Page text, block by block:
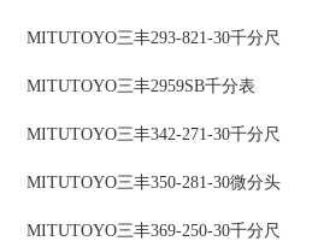
MITUTOYO三丰293-821-30千分尺
MITUTOYO三丰2959SB千分表
MITUTOYO三丰342-271-30千分尺
MITUTOYO三丰350-281-30微分头
MITUTOYO三丰369-250-30千分尺